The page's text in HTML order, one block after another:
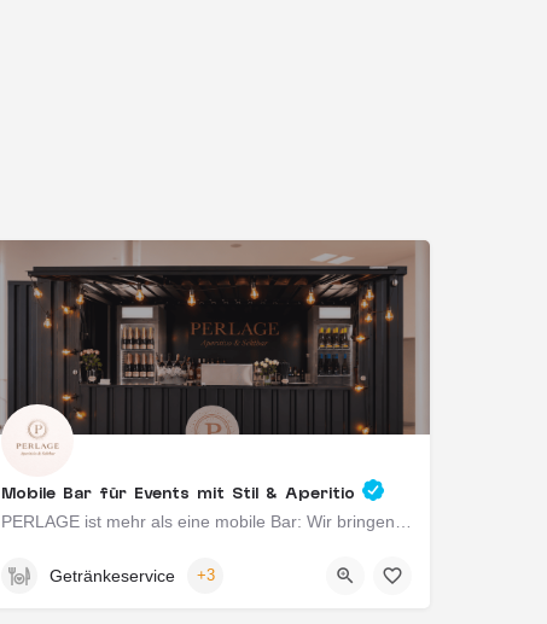
Mobile Bar für Events mit Stil & Aperitio
PERLAGE ist mehr als eine mobile Bar: Wir bringen modernes Aperitivo-Gefühl direkt zu eurem Event. Mit…
Getränkeservice +3